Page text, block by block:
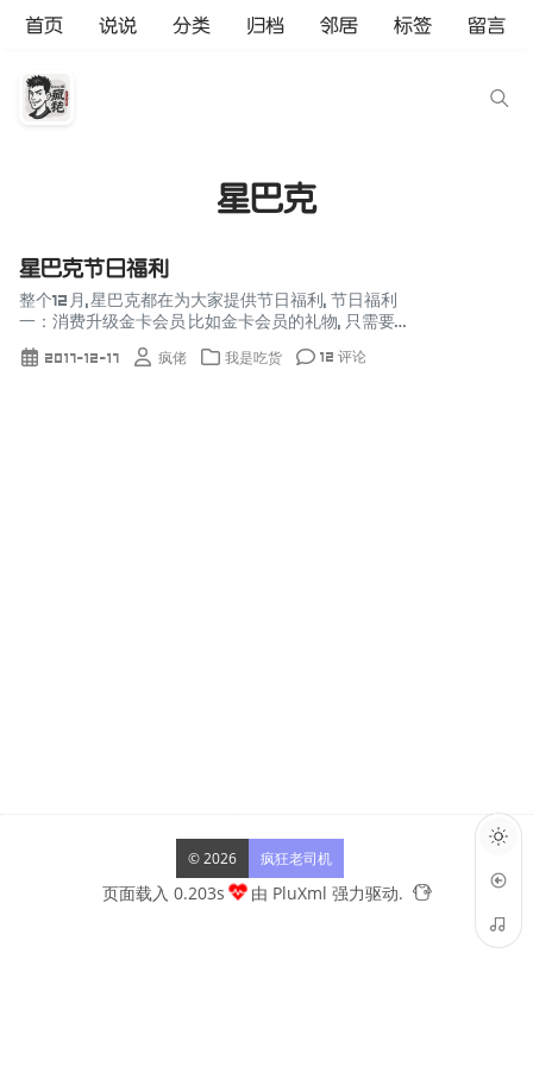
首页 说说 分类 归档 邻居 标签 留言
星巴克
星巴克节日福利
整个12月,星巴克都在为大家提供节日福利, 节日福利
一：消费升级金卡会员 比如金卡会员的礼物, 只需要注
册一张会员卡或者下载星巴克的app, 当你第一次在星
巴克消费时, 就可以自动成为金卡会员, ...
2017-12-17 疯佬 我是吃货 12 评论
© 2026 疯狂老司机
页面载入 0.203s 由 PluXml 强力驱动.